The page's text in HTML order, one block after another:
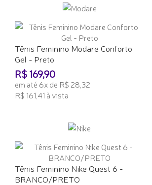
Tênis Feminino Modare Conforto
Gel - Preto
R$ 169,90
em até 6x de R$ 28,32
R$ 161,41 à vista
Tênis Feminino Nike Quest 6 -
BRANCO/PRETO